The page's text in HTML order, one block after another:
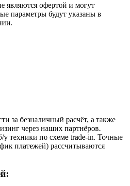
являются офертой и могут
параметры будут указаны в
за безналичный расчёт, а также
через наших партнёров.
техники по схеме trade-in. Точные
платежей) рассчитываются